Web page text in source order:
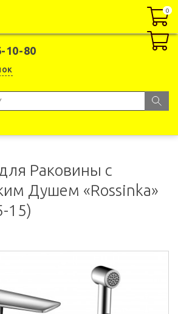
10-80
0
0
Раковины с
Душем «Rossinka»
15)